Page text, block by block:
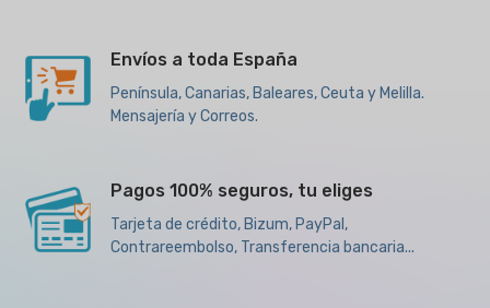
Envíos a toda España
Península, Canarias, Baleares, Ceuta y Melilla.
Mensajería y Correos.
Pagos 100% seguros, tu eliges
Tarjeta de crédito, Bizum, PayPal,
Contrareembolso, Transferencia bancaria...